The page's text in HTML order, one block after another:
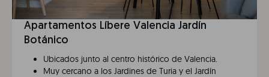
Apartamentos Líbere Valencia Jardín
Botánico
Ubicados junto al centro histórico de Valencia.
Muy cercano a los Jardines de Turia y el Jardín